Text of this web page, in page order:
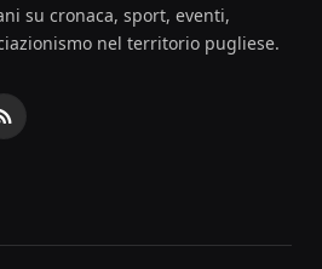
su cronaca, sport, eventi,
nel territorio pugliese.
RSS